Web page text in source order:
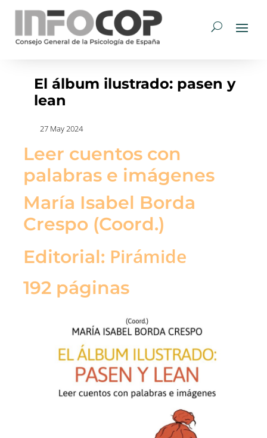
El álbum ilustrado: pasen y
lean
27 May 2024
Leer cuentos con
palabras e imágenes
María Isabel Borda
Crespo (Coord.)
Editorial: Pirámide
192 páginas